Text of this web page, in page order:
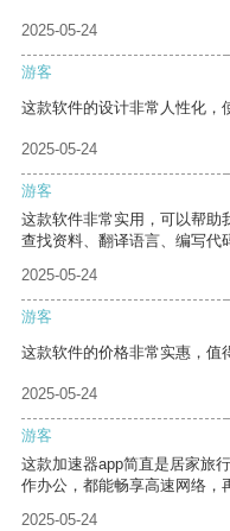
2025-05-24
游客
这款软件的设计非常人性化，
2025-05-24
游客
这款软件非常实用，可以帮助
查找资料、翻译语言、编写代
2025-05-24
游客
这款软件的价格非常实惠，值
2025-05-24
游客
这款加速器app简直是居家旅
作办公，都能畅享高速网络，
2025-05-24